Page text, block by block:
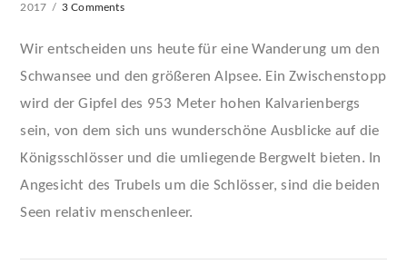
2017 3 Comments
Wir entscheiden uns heute für eine Wanderung um den
Schwansee und den größeren Alpsee. Ein Zwischenstopp
wird der Gipfel des 953 Meter hohen Kalvarienbergs
sein, von dem sich uns wunderschöne Ausblicke auf die
Königsschlösser und die umliegende Bergwelt bieten. In
Angesicht des Trubels um die Schlösser, sind die beiden
Seen relativ menschenleer.